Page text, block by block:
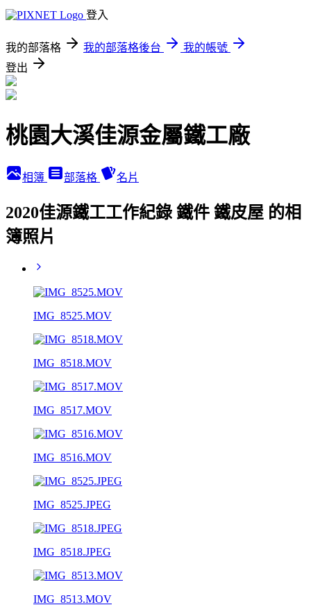
登入
我的部落格 我的部落格後台
我的帳號
登出
桃園大溪佳源金屬鐵工廠
相簿 部落格 名片
2020佳源鐵工工作紀錄 鐵件 鐵皮屋 的相
簿照片
IMG_8525.MOV
IMG_8518.MOV
IMG_8517.MOV
IMG_8516.MOV
IMG_8525.JPEG
IMG_8518.JPEG
IMG_8513.MOV